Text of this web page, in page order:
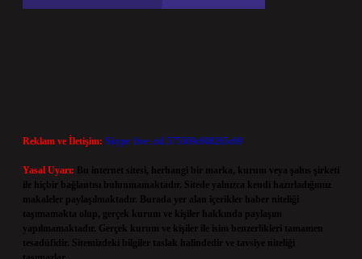
Reklam ve İletişim: Skype: live:.cid.575569c608265c69
Yasal Uyarı:
Bu internet sitesi, herhangi bir marka, kurum veya şahıs şirketi
ile hiçbir bağlantısı bulunmamaktadır. Sitede yalnızca kendi hazırladığımız
makaleler paylaşılmaktadır. Burada yer alan içerikler haber niteliği
taşımamakta olup, gerçek kurum ve kişiler hakkında paylaşım
yapılmamaktadır. Gerçek kurum ve kişiler ile isim benzerlikleri tamamen
tesadüfidir. Sitemizdeki bilgiler taslak halindedir ve tavsiye niteliği